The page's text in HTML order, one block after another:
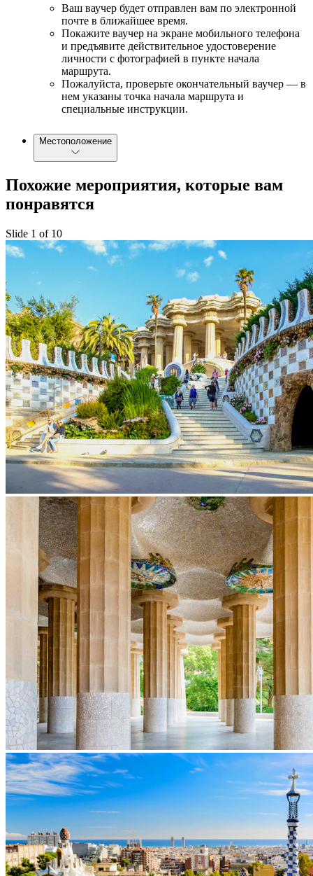
Ваш ваучер будет отправлен вам по электронной
почте в ближайшее время.
Покажите ваучер на экране мобильного телефона
и предъявите действительное удостоверение
личности с фотографией в пункте начала
маршрута.
Пожалуйста, проверьте окончательный ваучер — в
нем указаны точка начала маршрута и
специальные инструкции.
Местоположение
Похожие мероприятия, которые вам
понравятся
Slide 1 of 10